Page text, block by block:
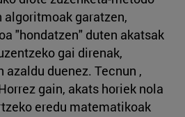
algoritmoak garatzen,
"hondatzen" duten akatsak
gai direnak,
duenez. Tecnun ,
gain, akats horiek nola
eredu matematikoak